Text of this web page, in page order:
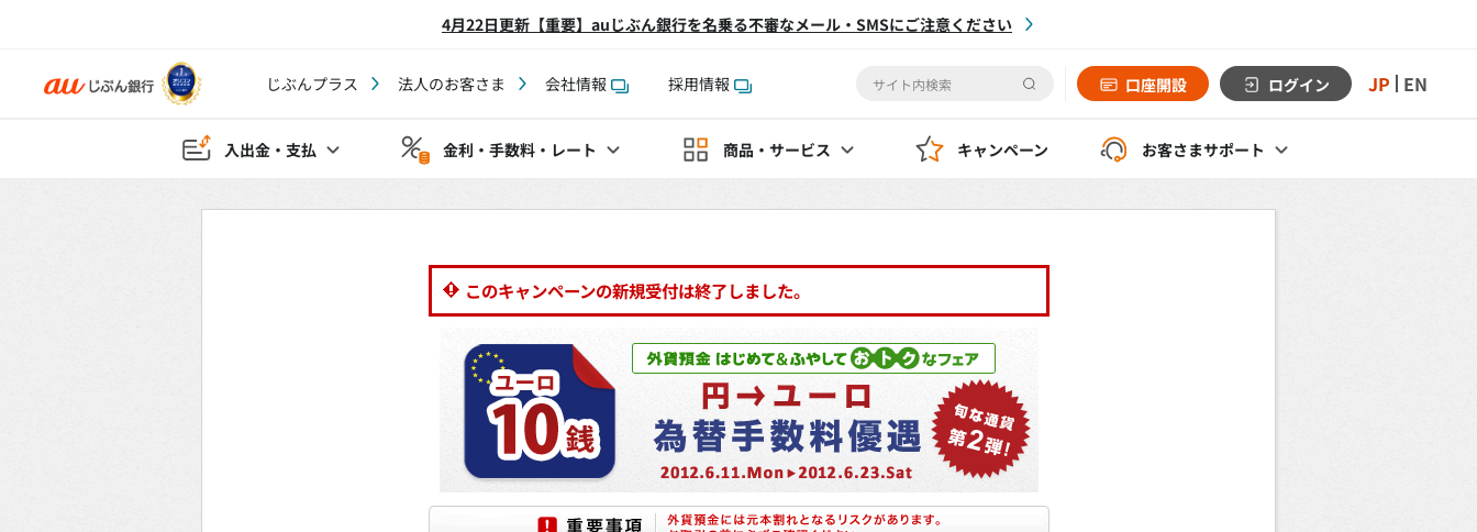
4月22日更新【重要】auじぶん銀行を名乗る不審なメール・SMSにご注意ください
じぶんプラス 法人のお客さま 会社情報 採用情報 口座開設 ログイン JP EN
入出金・支払 金利・手数料・レート 商品・サービス キャンペーン お客さまサポート
このキャンペーンの新規受付は終了しました。